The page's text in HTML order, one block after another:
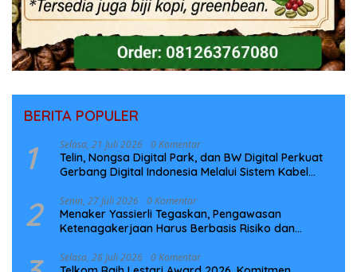
BERITA POPULER
1 Selasa, 21 Juli 2026 0 Komentar
Telin, Nongsa Digital Park, dan BW Digital Perkuat
Gerbang Digital Indonesia Melalui Sistem Kabel
2 Senin, 27 Juli 2026 0 Komentar
Menaker Yassierli Tegaskan, Pengawasan
Ketenagakerjaan Harus Berbasis Risiko dan
Selasa, 28 Juli 2026 0 Komentar